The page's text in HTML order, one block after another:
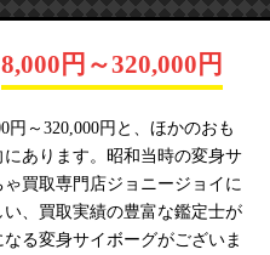
8,000円～320,000円
～320,000円と、ほかのおも
あります。昭和当時の変身サ
買取専門店ジョニージョイに
、買取実績の豊富な鑑定士が
る変身サイボーグがございま